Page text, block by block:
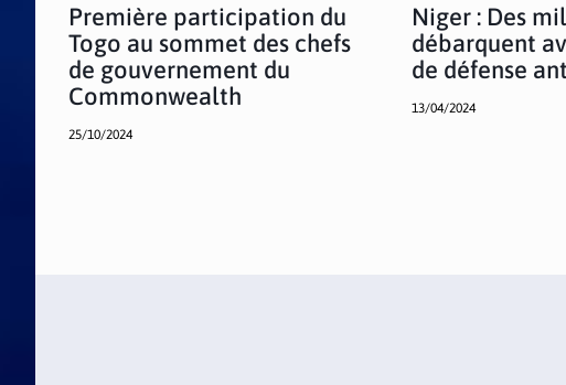
Première participation du
Togo au sommet des chefs
de gouvernement du
Commonwealth
25/10/2024
Niger : Des
débarquent
de défense
13/04/2024